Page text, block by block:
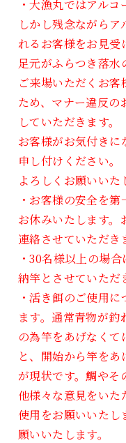
・大漁丸ではアル
しかし残念ながら
れるお客様をお見受
足元がふらつき落水
ご来場いただくお
ため、マナー違反
していただきます。
お客様がお気付き
申し付けください。
よろしくお願いいた
・お客様の安全を
お休みいたします
連絡させていただき
・30名様以上の場
納竿とさせていただ
・活き餌のご使用
ます。通常青物が
の為竿をあげなく
と、開始から竿を
が現状です。鯛やそ
他様々な意見をい
使用をお願いいた
願いいたします。